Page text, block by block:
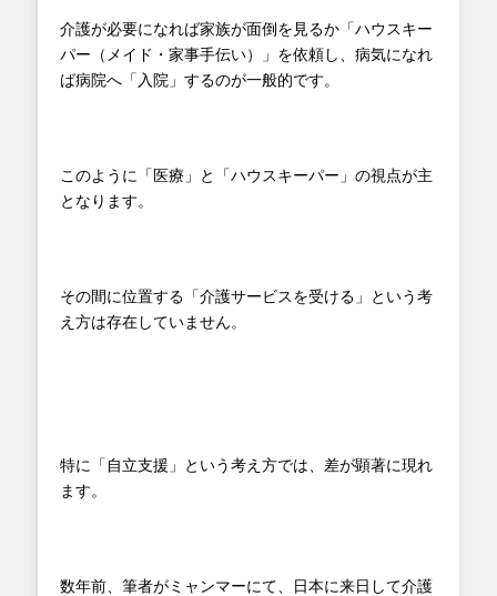
介護が必要になれば家族が面倒を見るか「ハウスキー
パー（メイド・家事手伝い）」を依頼し、病気になれ
ば病院へ「入院」するのが一般的です。
このように「医療」と「ハウスキーパー」の視点が主
となります。
その間に位置する「介護サービスを受ける」という考
え方は存在していません。
特に「自立支援」という考え方では、差が顕著に現れ
ます。
数年前、筆者がミャンマーにて、日本に来日して介護